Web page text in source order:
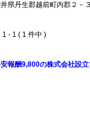
県丹生郡越前町内郡２－
- 1 ( 1 件中 )
報酬9,800の株式会社設立